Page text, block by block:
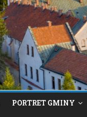
PORTRET GMINY